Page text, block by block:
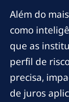
Além do
como
que as
perfil de
precisa,
de juros